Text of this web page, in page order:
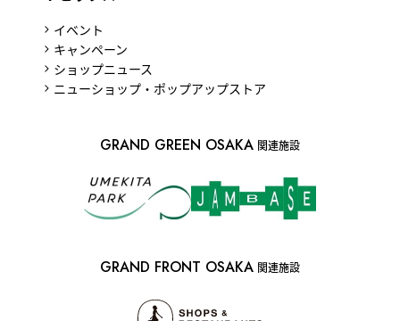
イベント
キャンペーン
ショップニュース
ニューショップ・ポップアップストア
GRAND GREEN OSAKA 関連施設
GRAND FRONT OSAKA 関連施設